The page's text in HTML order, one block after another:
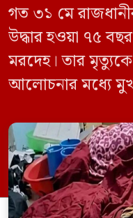
গত ৩১ মে
উদ্ধার হওয়া ৭৫
মরদেহ। তার
আলোচনার মধ্যে
(বুয়েট) অধ্যাপক
তিনি পরিবারের
মিথ্যা বলে দাবি
গণমাধ্যমে দেওয়া